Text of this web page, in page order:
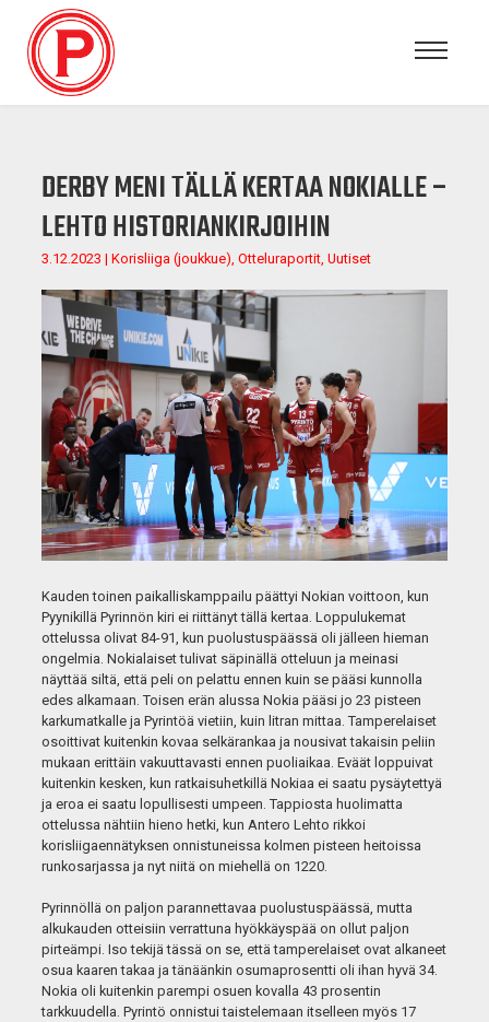
DERBY MENI TÄLLÄ KERTAA NOKIALLE –
LEHTO HISTORIANKIRJOIHIN
3.12.2023 | Korisliiga (joukkue), Otteluraportit, Uutiset
Kauden toinen paikalliskamppailu päättyi Nokian voittoon, kun
Pyynikillä Pyrinnön kiri ei riittänyt tällä kertaa. Loppulukemat
ottelussa olivat 84-91, kun puolustuspäässä oli jälleen hieman
ongelmia. Nokialaiset tulivat säpinällä otteluun ja meinasi
näyttää siltä, että peli on pelattu ennen kuin se pääsi kunnolla
edes alkamaan. Toisen erän alussa Nokia pääsi jo 23 pisteen
karkumatkalle ja Pyrintöä vietiin, kuin litran mittaa. Tamperelaiset
osoittivat kuitenkin kovaa selkärankaa ja nousivat takaisin peliin
mukaan erittäin vakuuttavasti ennen puoliaikaa. Eväät loppuivat
kuitenkin kesken, kun ratkaisuhetkillä Nokiaa ei saatu pysäytettyä
ja eroa ei saatu lopullisesti umpeen. Tappiosta huolimatta
ottelussa nähtiin hieno hetki, kun Antero Lehto rikkoi
korisliigaennätyksen onnistuneissa kolmen pisteen heitoissa
runkosarjassa ja nyt niitä on miehellä on 1220.
Pyrinnöllä on paljon parannettavaa puolustuspäässä, mutta
alkukauden otteisiin verrattuna hyökkäyspää on ollut paljon
pirteämpi. Iso tekijä tässä on se, että tamperelaiset ovat alkaneet
osua kaaren takaa ja tänäänkin osumaprosentti oli ihan hyvä 34.
Nokia oli kuitenkin parempi osuen kovalla 43 prosentin
tarkkuudella. Pyrintö onnistui taistelemaan itselleen myös 17